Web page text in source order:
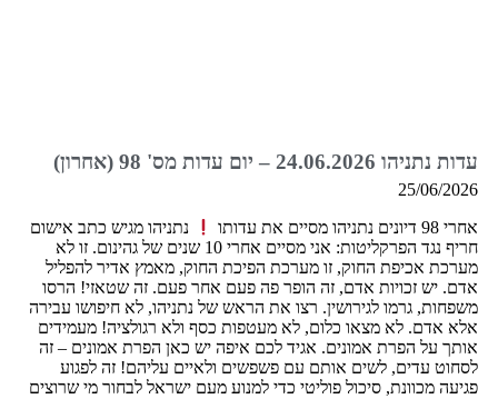
עדות נתניהו 24.06.2026 – יום עדות מס' 98 (אחרון)
25/06/2026
אחרי 98 דיונים נתניהו מסיים את עדותו
נתניהו מגיש כתב אישום
חריף נגד הפרקליטות: אני מסיים אחרי 10 שנים של גהינום. זו לא
מערכת אכיפת החוק, זו מערכת הפיכת החוק, מאמץ אדיר להפליל
אדם. יש זכויות אדם, זה הופר פה פעם אחר פעם. זה שטאזי! הרסו
משפחות, גרמו לגירושין. רצו את הראש של נתניהו, לא חיפושו עבירה
אלא אדם. לא מצאו כלום, לא מעטפות כסף ולא רגולציה! מעמידים
אותך על הפרת אמונים. אגיד לכם איפה יש כאן הפרת אמונים – זה
לסחוט עדים, לשים אותם עם פשפשים ולאיים עליהם! זה לפגוע
פגיעה מכוונת, סיכול פוליטי כדי למנוע מעם ישראל לבחור מי שרוצים